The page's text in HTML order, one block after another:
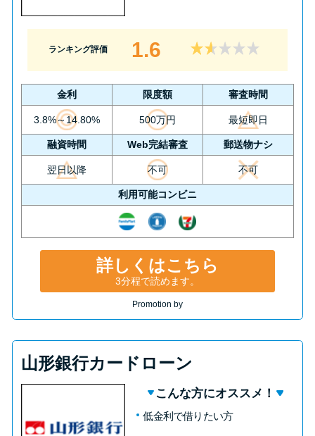
ランキング評価 1.6
金利 限度額 審査時間
3.8%～14.80% 500万円 最短即日
融資時間 Web完結審査 郵送物ナシ
翌日以降 不可 不可
利用可能コンビニ
詳しくはこちら
3分程で読めます。
Promotion by
山形銀行カードローン
こんな方にオススメ！
低金利で借りたい方